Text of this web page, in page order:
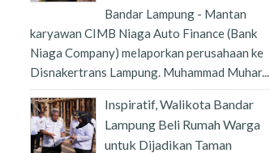
Bandar Lampung - Mantan
karyawan CIMB Niaga Auto Finance (Bank
Niaga Company) melaporkan perusahaan ke
Disnakertrans Lampung. Muhammad Muhar...
Inspiratif, Walikota Bandar
Lampung Beli Rumah Warga
untuk Dijadikan Taman